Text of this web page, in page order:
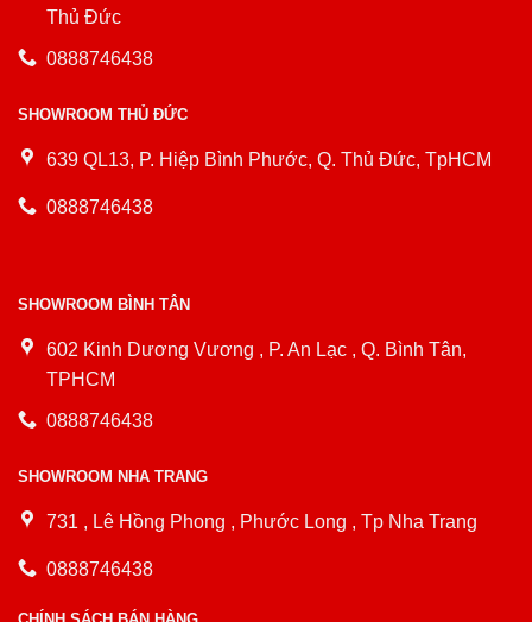
Thủ Đức
0888746438
SHOWROOM THỦ ĐỨC
639 QL13, P. Hiệp Bình Phước, Q. Thủ Đức, TpHCM
0888746438
SHOWROOM BÌNH TÂN
602 Kinh Dương Vương , P. An Lạc , Q. Bình Tân,
TPHCM
0888746438
SHOWROOM NHA TRANG
731 , Lê Hồng Phong , Phước Long , Tp Nha Trang
0888746438